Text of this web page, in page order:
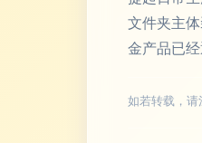
文件夹主
金产品已
如若转载，